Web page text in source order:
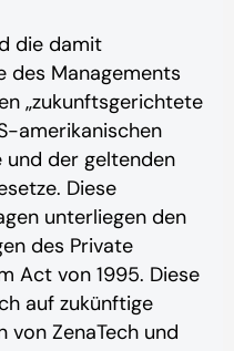
die damit
des Managements
„zukunftsgerichtete
amerikanischen
der geltenden
Diese
unterliegen den
des Private
Act von 1995. Diese
auf zukünftige
von ZenaTech und